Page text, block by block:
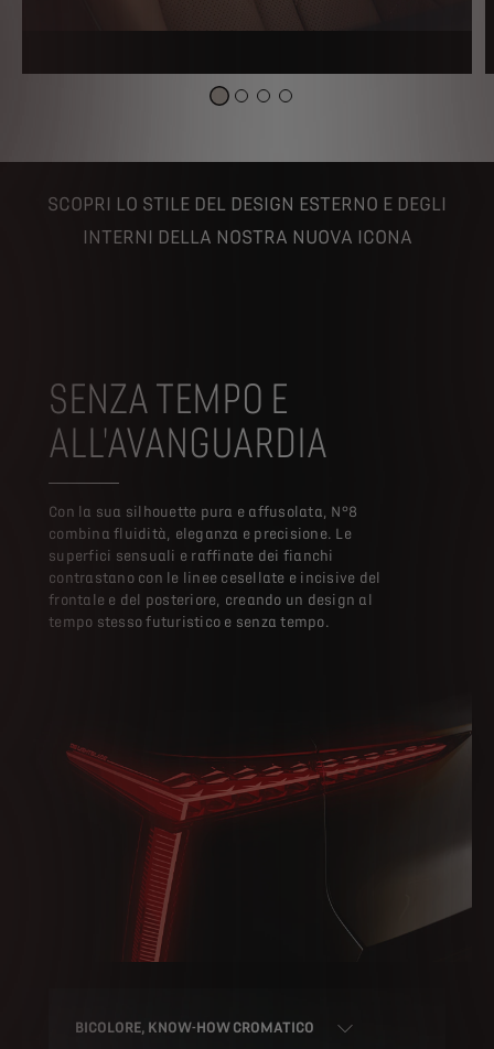
SCOPRI LO STILE DEL DESIGN ESTERNO E DEGLI
INTERNI DELLA NOSTRA NUOVA ICONA
SENZA TEMPO E
ALL'AVANGUARDIA
Con la sua silhouette pura e affusolata, N°8
combina fluidità, eleganza e precisione. Le
superfici sensuali e raffinate dei fianchi
contrastano con le linee cesellate e incisive del
frontale e del posteriore, creando un design al
tempo stesso futuristico e senza tempo. ​
BICOLORE, KNOW-HOW CROMATICO